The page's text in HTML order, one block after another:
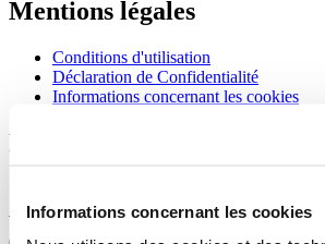
Informations concernant les cookies
Mentions légales
Conditions d'utilisation
Déclaration de Confidentialité
Informations concernant les cookies
Rejoignez le club CERTINA
S'inscrire